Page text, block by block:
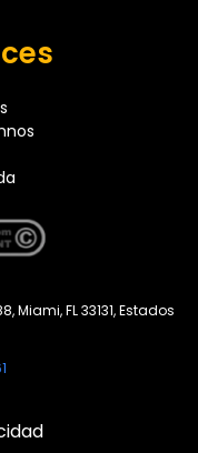
Miami, FL 33131, Estados